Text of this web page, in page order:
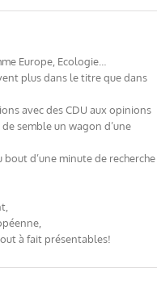
Europe, Ecologie…
plus dans le titre que dans
avec des CDU aux opinions
semble un wagon d’une
bout d’une minute de recherche
à fait présentables!